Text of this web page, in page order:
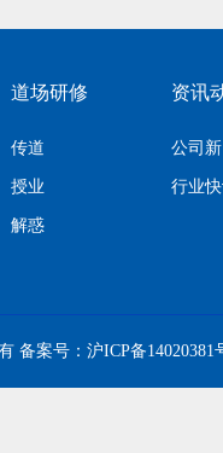
道场研修
传道
授业
解惑
资讯
公司
行业
备案号： 沪ICP备14020381